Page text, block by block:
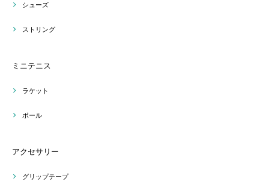
シューズ
ストリング
ミニテニス
ラケット
ボール
アクセサリー
グリップテープ